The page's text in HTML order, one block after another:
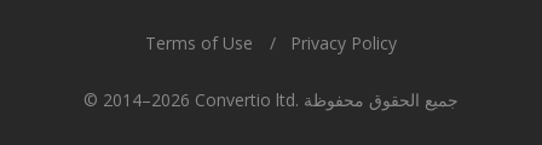
© 2014–2026 Convertio ltd. جميع الحقوق محفوظة
Terms of Use Privacy Policy